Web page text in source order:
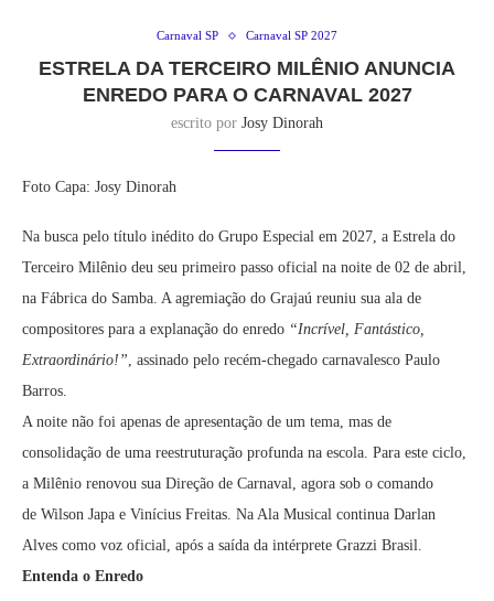
Carnaval SP Carnaval SP 2027
ESTRELA DA TERCEIRO MILÊNIO ANUNCIA
ENREDO PARA O CARNAVAL 2027
escrito por Josy Dinorah
Foto Capa: Josy Dinorah
Na busca pelo título inédito do Grupo Especial em 2027, a Estrela do
Terceiro Milênio deu seu primeiro passo oficial na noite de 02 de abril,
na Fábrica do Samba. A agremiação do Grajaú reuniu sua ala de
compositores para a explanação do enredo “Incrível, Fantástico,
Extraordinário!”, assinado pelo recém-chegado carnavalesco Paulo
Barros.
A noite não foi apenas de apresentação de um tema, mas de
consolidação de uma reestruturação profunda na escola. Para este ciclo,
a Milênio renovou sua Direção de Carnaval, agora sob o comando
de Wilson Japa e Vinícius Freitas. Na Ala Musical continua Darlan
Alves como voz oficial, após a saída da intérprete Grazzi Brasil.
Entenda o Enredo